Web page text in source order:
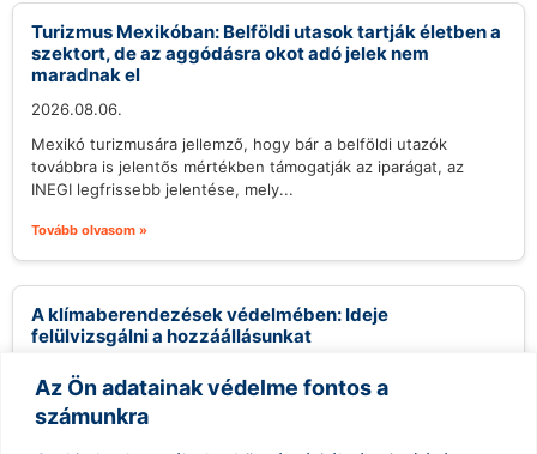
Az Ön adatainak védelme fontos a
számunkra
Turizmus Mexikóban: Belföldi utasok tartják életben a
szektort, de az aggódásra okot adó jelek nem
maradnak el
2026.08.06.
Mexikó turizmusára jellemző, hogy bár a belföldi utazók
továbbra is jelentős mértékben támogatják az iparágat, az
INEGI legfrissebb jelentése, mely...
Tovább olvasom »
A klímaberendezések védelmében: Ideje
felülvizsgálni a hozzáállásunkat
A klímaberendezések használata sokak számára
ellentmondásos kérdést jelent, különösen a környezettudatos
közösségekben. Gyakran hallani kritikákat, melyek szerint a